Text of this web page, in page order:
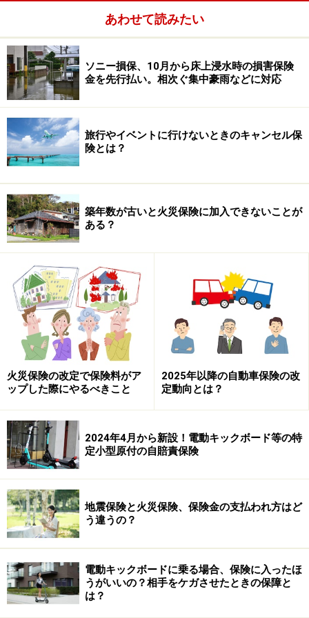
都道府県別 2017年1月からの地震保険料と改定率
最大で14.7％の引き上げとなるところもあり、地震保険
料負担に戸惑う人もいるかもしれません。ですが、前述
したように地震保険料が引き上げられるのは、国による
将来の地震リスクが増大しているからにほかなりませ
ですから、地震保険料の上昇率が高いところほど、むし
ろ備えの必要性は高まっているといえるのです。
次のページでは、残る2つのポイント「損害区分の細分
化」「割引確認資料の拡大」について解説します。
※記事内容は執筆時点のものです。最新の内容をご確認くださ
い。
本記事の内容は一般的な情報提供を目的としており、特定の金融
商品や投資行動を推奨するものではありません。
投資や資産運用に関する最終的なご判断はご自身の責任において
行ってください。
掲載情報の正確性・完全性については十分に配慮しております
が、その内容を保証するものではなく、これに基づく損失・損害
などについて当社は一切の責任を負いません。
最新の情報や詳細については、必ず各金融機関やサービス提供者
の公式情報をご確認ください。
1/2 次のページへ
あわせて読みたい
ソニー損保、10月から床上浸水時の損害保険
金を先行払い。相次ぐ集中豪雨などに対応
旅行やイベントに行けないときのキャンセル保
険とは？
築年数が古いと火災保険に加入できないことが
ある？
火災保険の改定で保険料がア
ップした際にやるべきこと
2025年以降の自動車保険の改
定動向とは？
2024年4月から新設！電動キックボード等の特
定小型原付の自賠責保険
地震保険と火災保険、保険金の支払われ方はど
う違うの？
電動キックボードに乗る場合、保険に入ったほ
うがいいの？相手をケガさせたときの保障と
は？